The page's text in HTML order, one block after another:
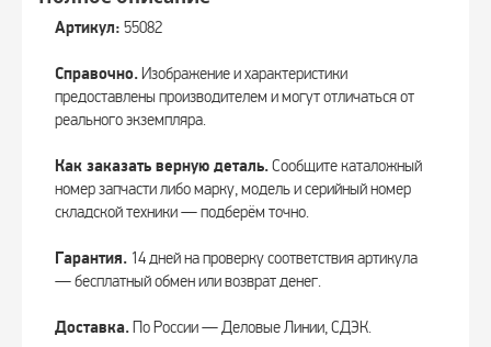
Артикул: 55082
Справочно.Изображение и характеристики
предоставлены производителем и могут отличаться от
реального экземпляра.
Как заказать верную деталь.Сообщите каталожный
номер запчасти либо марку, модель и серийный номер
складской техники — подберём точно.
Гарантия. 14 дней на проверку соответствия артикула
— бесплатный обмен или возврат денег.
Доставка.По России — Деловые Линии, СДЭК.